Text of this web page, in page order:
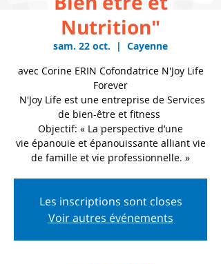
Nutrition"
sam. 22 oct.
  |
Cayenne
avec Corine ERIN Cofondatrice N'Joy Life
Forever
N'Joy Life est une entreprise de Services
de bien-être et fitness
Objectif: « La perspective d’une
vie épanouie et épanouissante alliant vie
Les inscriptions sont closes
Voir autres événements